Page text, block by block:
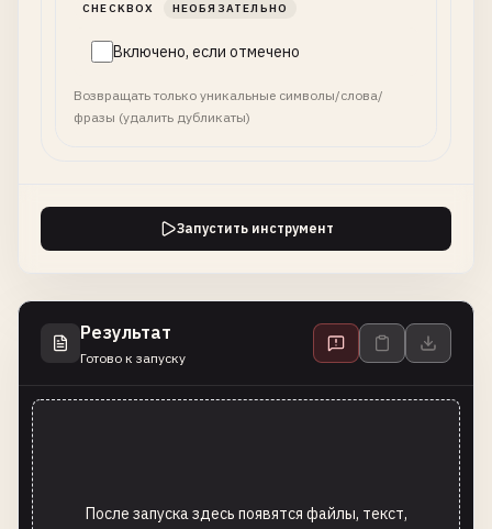
CHECKBOX НЕОБЯЗАТЕЛЬНО
Включено, если отмечено
Возвращать только уникальные символы/слова/
фразы (удалить дубликаты)
Запустить инструмент
Результат
Готово к запуску
После запуска здесь появятся файлы, текст,